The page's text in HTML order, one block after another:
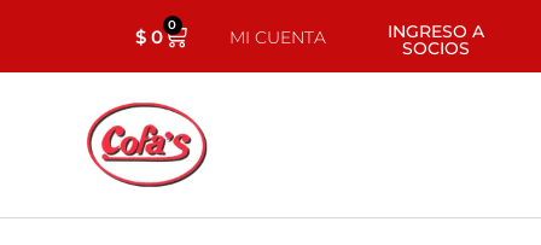
$0 0
MI CUENTA INGRESO A
SOCIOS